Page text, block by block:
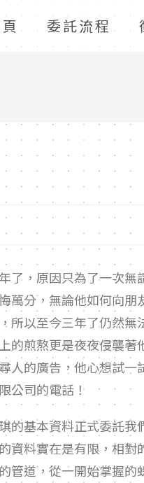
委託流程
，原因只為了一次無
萬分，無論他如何向朋
所以至今三年了仍然無
的煎熬更是夜夜侵襲著
的廣告，他心想試一
公司的電話！
的基本資料正式委託我
資料實在是有限，相對
管道，從一開始掌握的